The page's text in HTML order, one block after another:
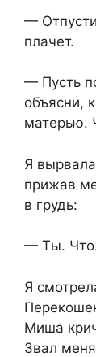
—
плачет.
— Пусть
объясни,
матерью.
Я
прижав
в грудь:
— Ты.
Я
Миша
Звал